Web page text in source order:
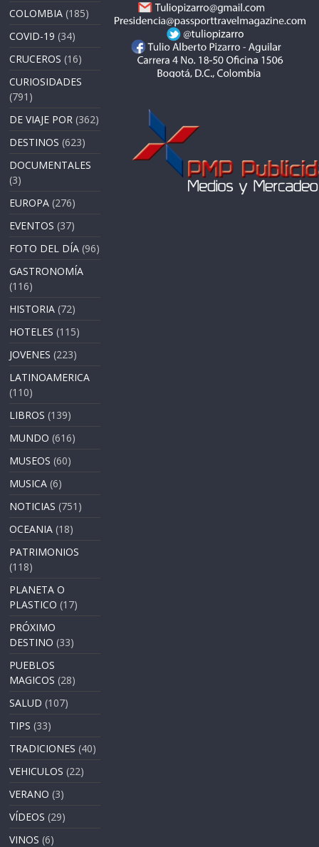
COLOMBIA (185)
COVID-19 (34)
CRUCEROS (16)
CURIOSIDADES
(791)
DE VIAJE POR (362)
DESTINOS (623)
DOCUMENTALES
(3)
EUROPA (276)
EVENTOS (37)
FOTO DEL DÍA (96)
GASTRONOMÍA
(116)
HISTORIA (72)
HOTELES (115)
JOVENES (223)
LATINOAMERICA
(110)
LIBROS (139)
MUNDO (616)
MUSEOS (60)
MUSICA (6)
NOTICIAS (751)
OCEANIA (18)
PATRIMONIOS
(118)
PLANETA O
PLASTICO (17)
PRÓXIMO
DESTINO (33)
PUEBLOS
MAGICOS (28)
SALUD (107)
TIPS (33)
TRADICIONES (40)
VEHICULOS (22)
VERANO (3)
VÍDEOS (29)
VINOS (6)